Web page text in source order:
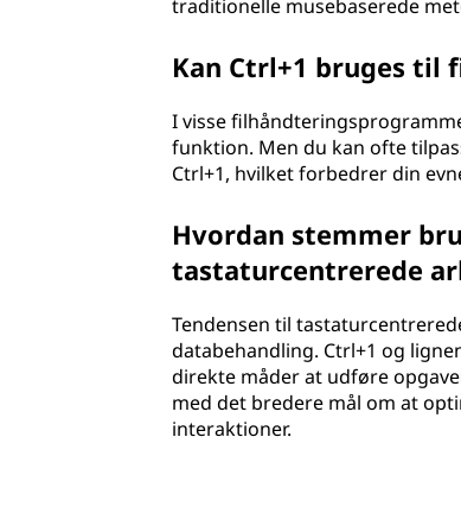
traditionelle musebaserede
Kan Ctrl+1 bruges til
I visse
funktion. Men du kan ofte
Ctrl+1, hvilket forbedrer din
Hvordan stemmer
tastaturcentrerede
Tendensen til
databehandling. Ctrl+1 og
direkte måder at udføre
med det bredere mål om at
interaktioner.